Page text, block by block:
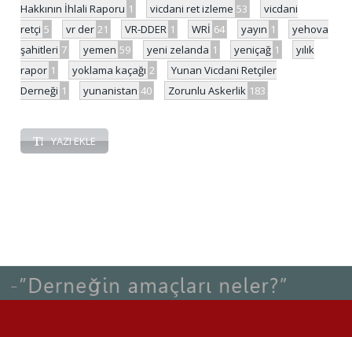
Hakkının İhlali Raporu 1 vicdani ret izleme 53
vicdani
retçi 5 vr der 21 VR-DDER 1 WRİ 64 yayın 1
yehova
şahitleri 7 yemen 59 yeni zelanda 1 yeniçağ 1
yılık
rapor 1 yoklama kaçağı 2
Yunan Vicdani Retçiler
Derneği 1 yunanistan 40 Zorunlu Askerlik 183
YAZI EKLE